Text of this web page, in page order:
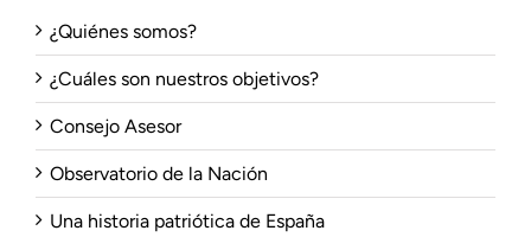
¿Quiénes somos?
¿Cuáles son nuestros objetivos?
Consejo Asesor
Observatorio de la Nación
Una historia patriótica de España